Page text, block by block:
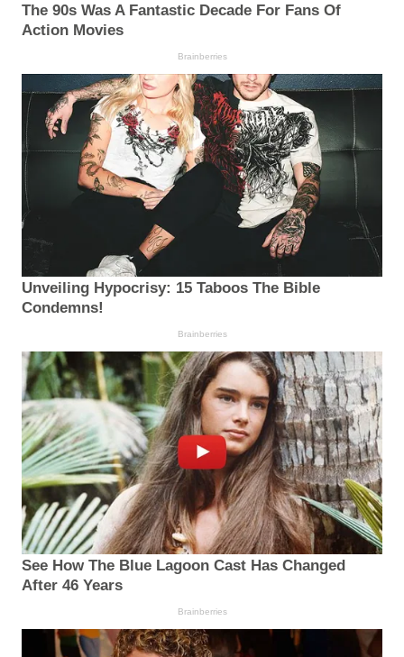
The 90s Was A Fantastic Decade For Fans Of
Action Movies
Brainberries
Unveiling Hypocrisy: 15 Taboos The Bible
Condemns!
Brainberries
See How The Blue Lagoon Cast Has Changed
After 46 Years
Brainberries